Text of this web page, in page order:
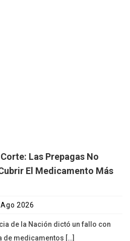
Las Prepagas No
El Medicamento Más
2026
de la Nación dictó un fallo con
de medicamentos […]